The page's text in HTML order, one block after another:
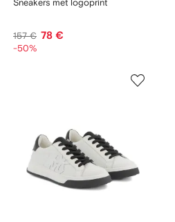
Sneakers met logoprint
157 € 78 €
-50%